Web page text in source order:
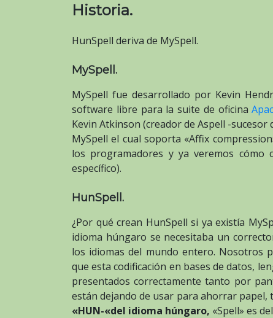
Historia.
HunSpell deriva de MySpell.
MySpell.
MySpell fue desarrollado por Kevin
software libre para la suite de oficina
Kevin Atkinson (creador de Aspell -
MySpell el cual soporta «Affix
los programadores y ya veremos cómo
específico).
HunSpell.
¿Por qué crean HunSpell si ya existía
idioma húngaro se necesitaba un
los idiomas del mundo entero. Nosotros
que esta codificación en bases de datos,
presentados correctamente tanto por
están dejando de usar para ahorrar papel,
«HUN-«del idioma húngaro, «Spell» es